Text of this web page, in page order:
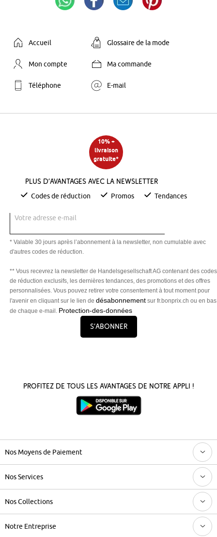
Accueil Glossaire de la mode
Mon compte Ma commande
Téléphone E-mail
10% +
livraison
gratuite*
Plus d’avantages avec la newsletter
Codes de réduction Promos Tendances
Votre adresse e-mail
* Valable 30 jours après l’abonnement à la newsletter, non cumulable avec
d'autres codes de réduction.
** Vous recevrez la newsletter de Handelsgesellschaft AG contenant des codes
de réduction exclusifs, les dernières tendances, des promotions et des offres
personnalisées. Vous pouvez retirer votre consentement à tout moment pour
l'avenir en cliquant sur le lien de désabonnement sur fr.bonprix.ch ou en bas
de chaque e-mail. Protection-des-données
S’abonner
Profitez de tous les avantages de notre appli !
Nos Moyens de Paiement
Nos Services
Nos Collections
Notre Entreprise